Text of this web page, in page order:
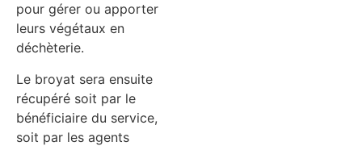
pour gérer ou apporter
leurs végétaux en
déchèterie.
Le broyat sera ensuite
récupéré soit par le
bénéficiaire du service,
soit par les agents